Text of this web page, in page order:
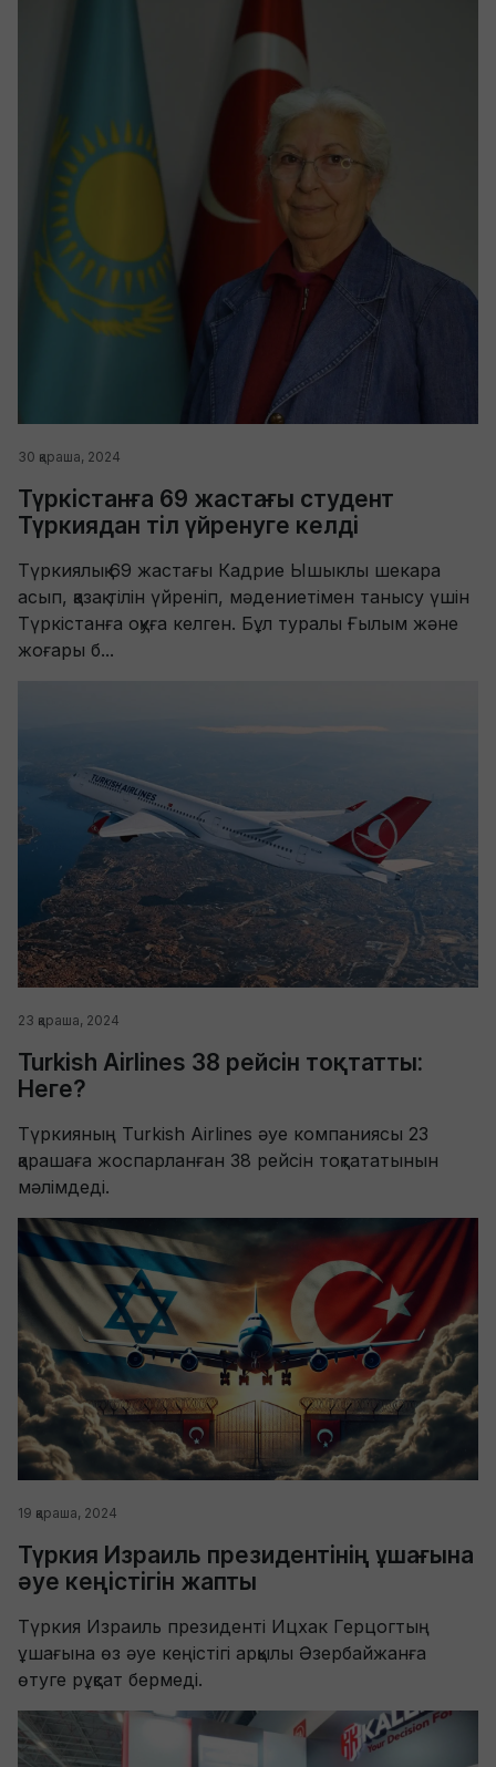
30 қараша, 2024
Түркістанға 69 жастағы студент
Түркиядан тіл үйренуге келді
Түркиялық 69 жастағы Кадрие Ышыклы шекара
асып, қазақ тілін үйреніп, мәдениетімен танысу үшін
Түркістанға оқуға келген. Бұл туралы Ғылым және
жоғары б...
23 қараша, 2024
Turkish Airlines 38 рейсін тоқтатты:
Неге?
Түркияның Turkish Airlines әуе компаниясы 23
қарашаға жоспарланған 38 рейсін тоқтататынын
мәлімдеді.
19 қараша, 2024
Түркия Израиль президентінің ұшағына
әуе кеңістігін жапты
Түркия Израиль президенті Ицхак Герцогтың
ұшағына өз әуе кеңістігі арқылы Әзербайжанға
өтуге рұқсат бермеді.